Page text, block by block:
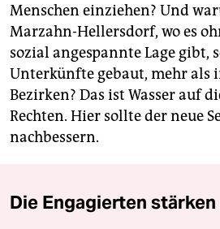
Menschen einziehen? Und
Marzahn-Hellersdorf, wo es
sozial angespannte Lage gibt,
Unterkünfte gebaut, mehr als
Bezirken? Das ist Wasser auf
Rechten. Hier sollte der neue
nachbessern.
Die Engagierten stärken